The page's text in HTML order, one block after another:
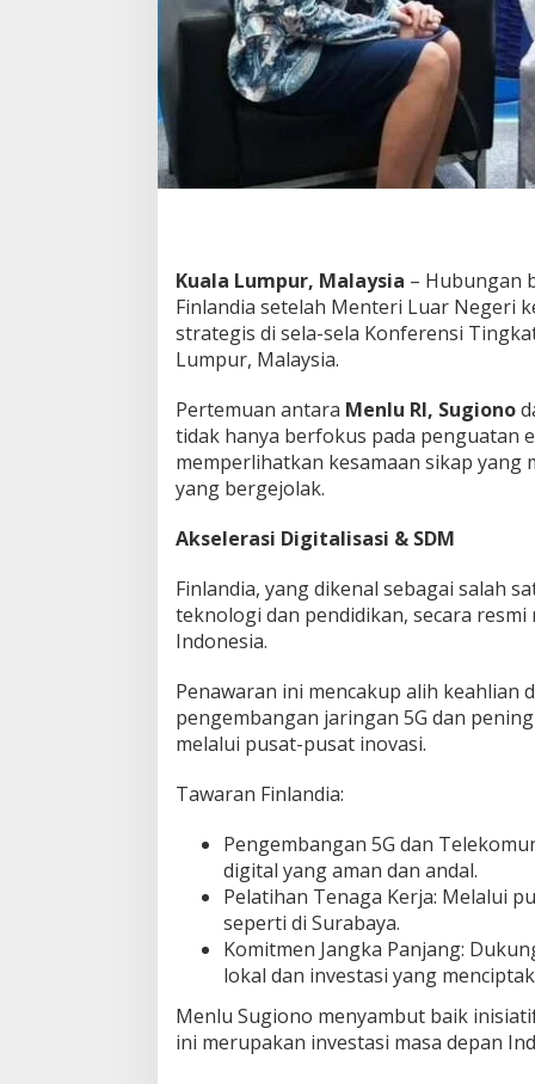
i
:
F
s
T
r
f
e
r
T
n
o
l
o
&
e
n
d
i
a
n
Kuala Lumpur, Malaysia – Hubungan
Finlandia setelah Menteri Luar Negeri
strategis di sela-sela Konferensi
Lumpur, Malaysia.
Pertemuan antara Menlu RI, Sugiono
tidak hanya berfokus pada penguatan
memperlihatkan kesamaan sikap yang
yang bergejolak.
Akselerasi Digitalisasi & SDM
Finlandia, yang dikenal sebagai salah
teknologi dan pendidikan, secara resmi
Indonesia.
Penawaran ini mencakup alih keahlian
pengembangan jaringan 5G dan
melalui pusat-pusat inovasi.
Tawaran Finlandia:
Pengembangan 5G dan
digital yang aman dan andal.
Pelatihan Tenaga Kerja: Melalui
seperti di Surabaya.
Komitmen Jangka Panjang:
lokal dan investasi yang
Menlu Sugiono menyambut baik
ini merupakan investasi masa depan